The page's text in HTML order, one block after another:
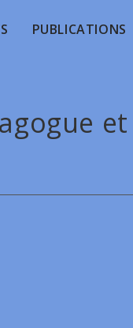
PUBLICATIONS
et